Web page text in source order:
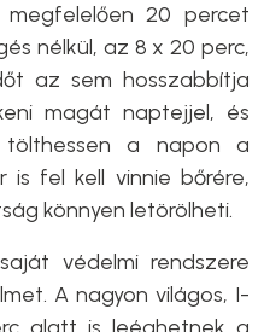
megfelelően 20 percet
nélkül, az 8 x 20 perc,
az sem hosszabbítja
magát naptejjel, és
a napon a
fel kell vinnie bőrére,
könnyen letörölheti.
védelmi rendszere
A nagyon világos, I-